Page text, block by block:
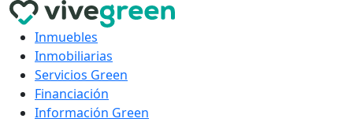
Inmuebles
Inmobiliarias
Servicios Green
Financiación
Información Green